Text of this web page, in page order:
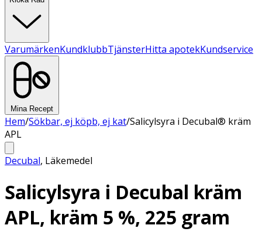
VarumärkenKundklubbTjänsterHitta apotekKundservice
Mina Recept
Hem/Sökbar, ej köpb, ej kat/Salicylsyra i Decubal® kräm
APL
Decubal, Läkemedel
Salicylsyra i Decubal kräm
APL, kräm 5 %, 225 gram